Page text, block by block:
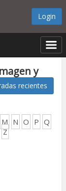
Login
y
recientes
M N O P Q
Z